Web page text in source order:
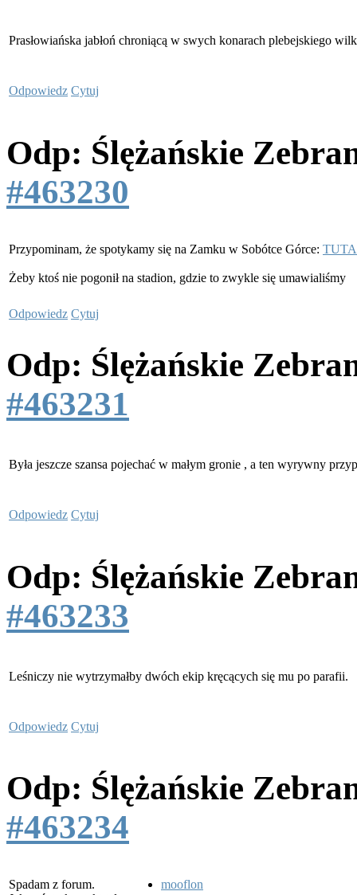
Prasłowiańska jabłoń chroniącą w swych konarach plebejskiego
Odpowiedz Cytuj
Odp: Ślężańskie
#463230
Przypominam, że spotykamy się na Zamku w Sobótce Górce:
Żeby ktoś nie pogonił na stadion, gdzie to zwykle się umawialiśmy
Odpowiedz Cytuj
Odp: Ślężańskie
#463231
Była jeszcze szansa pojechać w małym gronie , a ten wyrywny
Odpowiedz Cytuj
Odp: Ślężańskie
#463233
Leśniczy nie wytrzymałby dwóch ekip kręcących się mu po parafii.
Odpowiedz Cytuj
Odp: Ślężańskie
#463234
Spadam z forum.
mooflon